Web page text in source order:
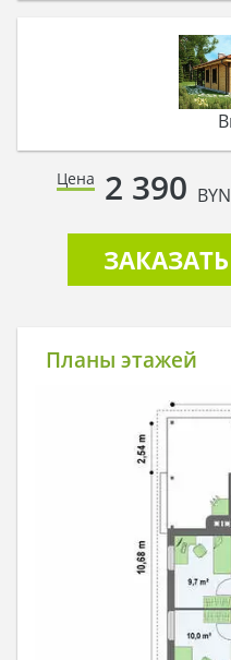
Цена 2 390 BYN
Планы этажей